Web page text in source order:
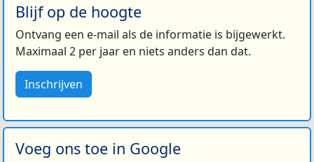
Blijf op de hoogte
Ontvang een e-mail als de informatie is bijgewerkt.
Maximaal 2 per jaar en niets anders dan dat.
Inschrijven
Voeg ons toe in Google